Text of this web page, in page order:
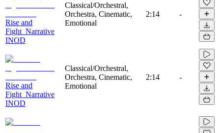
Rise and
Fight_Narrative
INOD
Classical/Orchestral,
Orchestra, Cinematic,
Emotional
2:14 -
Rise and
Fight_Narrative
INOD
Classical/Orchestral,
Orchestra, Cinematic,
Emotional
2:14 -